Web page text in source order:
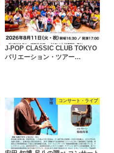
J-POP CLASSIC CLUB TOKYO
バリエーション・ツアー…
コンサート・ライブ